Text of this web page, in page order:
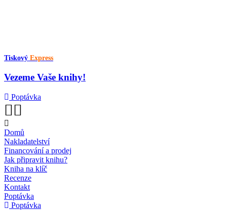
Tiskový Express
Vezeme Vaše knihy!
Poptávka
Domů
Nakladatelství
Financování a prodej
Jak připravit knihu?
Kniha na klíč
Recenze
Kontakt
Poptávka
Poptávka